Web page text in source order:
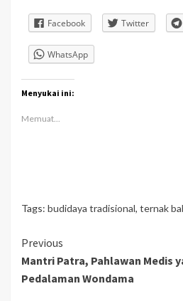
Facebook Twitter
WhatsApp
Menyukai ini:
Memuat...
Tags: budidaya tradisional, ternak
Continue
Reading
Previous
Mantri Patra, Pahlawan Medis
Pedalaman Wondama